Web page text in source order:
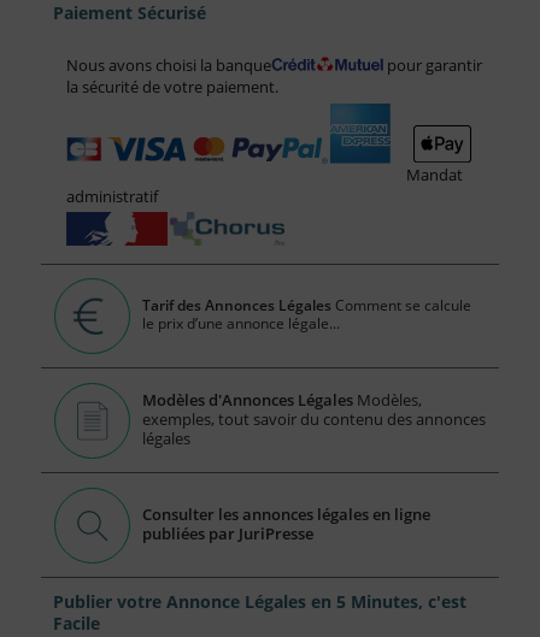
Paiement Sécurisé
Nous avons choisi la banque
pour garantir
la sécurité de votre paiement.
Mandat
administratif
Tarif des Annonces Légales Comment se calcule
le prix d’une annonce légale...
Modèles d'Annonces Légales Modèles,
exemples, tout savoir du contenu des annonces
légales
Consulter les annonces légales en ligne
publiées par JuriPresse
Publier votre Annonce Légales en 5 Minutes, c'est
Facile